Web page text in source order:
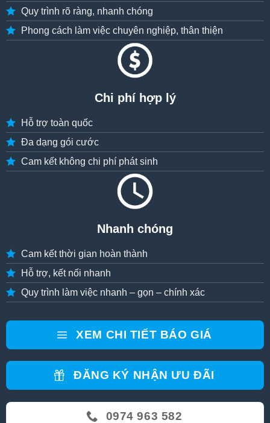
Quy trình rõ ràng, nhanh chóng
Phong cách làm việc chuyên nghiệp, thân thiện
Chi phí hợp lý
Hỗ trợ toàn quốc
Đa dạng gói cước
Cam kết không chi phí phát sinh
Nhanh chóng
Cam kết thời gian hoàn thành
Hỗ trợ, kết nối nhanh
Quy trình làm việc nhanh – gọn – chính xác
XEM CHI TIẾT BÁO GIÁ
ĐĂNG KÝ NHẬN ƯU ĐÃI
0974 963 582